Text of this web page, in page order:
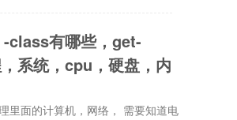
有哪些，get-
系统，cpu，硬盘，内
里面的计算机，网络， 需要知道电